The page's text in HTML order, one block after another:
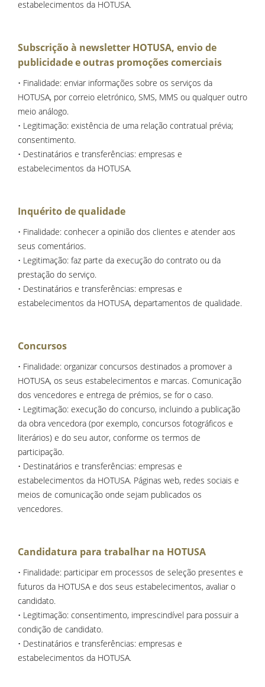
estabelecimentos da HOTUSA.
Subscrição à newsletter HOTUSA, envio de
publicidade e outras promoções comerciais
• Finalidade: enviar informações sobre os serviços da
HOTUSA, por correio eletrónico, SMS, MMS ou qualquer outro
meio análogo.
• Legitimação: existência de uma relação contratual prévia;
consentimento.
• Destinatários e transferências: empresas e
estabelecimentos da HOTUSA.
Inquérito de qualidade
• Finalidade: conhecer a opinião dos clientes e atender aos
seus comentários.
• Legitimação: faz parte da execução do contrato ou da
prestação do serviço.
• Destinatários e transferências: empresas e
estabelecimentos da HOTUSA, departamentos de qualidade.
Concursos
• Finalidade: organizar concursos destinados a promover a
HOTUSA, os seus estabelecimentos e marcas. Comunicação
dos vencedores e entrega de prémios, se for o caso.
• Legitimação: execução do concurso, incluindo a publicação
da obra vencedora (por exemplo, concursos fotográficos e
literários) e do seu autor, conforme os termos de
participação.
• Destinatários e transferências: empresas e
estabelecimentos da HOTUSA. Páginas web, redes sociais e
meios de comunicação onde sejam publicados os
vencedores.
Candidatura para trabalhar na HOTUSA
• Finalidade: participar em processos de seleção presentes e
futuros da HOTUSA e dos seus estabelecimentos, avaliar o
candidato.
• Legitimação: consentimento, imprescindível para possuir a
condição de candidato.
• Destinatários e transferências: empresas e
estabelecimentos da HOTUSA.